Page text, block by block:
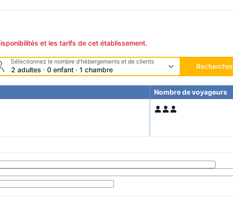
et les tarifs de cet établissement.
Sélectionnez le nombre d'hébergements et de clients
2 adultes · 0 enfant · 1 chambre Rechercher
Nombre de voyageurs